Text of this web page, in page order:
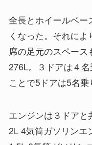
全長とホイールベ
くなった。それに
席の足元のスペー
276L。３ドアは４
ことで5ドアは5名乗
エンジンは３ドアと
2L 4気筒ガソリン